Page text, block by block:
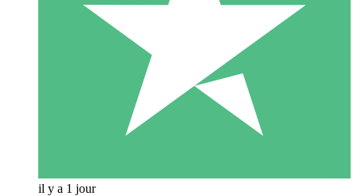
il y a 1 jour